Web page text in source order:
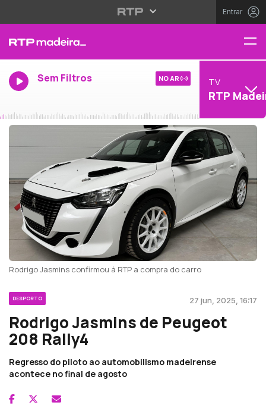
Entrar
Sem Filtros NO AR TV
RTP
Rodrigo Jasmins confirmou à RTP a compra do carro
DESPORTO 27 jun, 2025, 16:17
Rodrigo Jasmins de Peugeot
208 Rally4
Regresso do piloto ao automobilismo madeirense
acontece no final de agosto